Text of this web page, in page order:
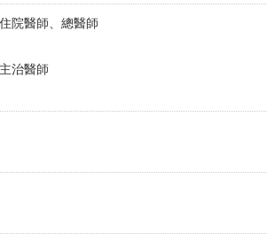
院醫師、總醫師
治醫師